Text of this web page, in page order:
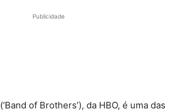
Publicidade
(‘Band of Brothers’), da HBO, é uma das